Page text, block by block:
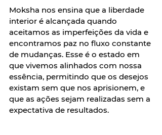
Moksha nos ensina que a liberdade
interior é alcançada quando
aceitamos as imperfeições da vida e
encontramos paz no fluxo constante
de mudanças. Esse é o estado em
que vivemos alinhados com nossa
essência, permitindo que os desejos
existam sem que nos aprisionem, e
que as ações sejam realizadas sem a
expectativa de resultados.